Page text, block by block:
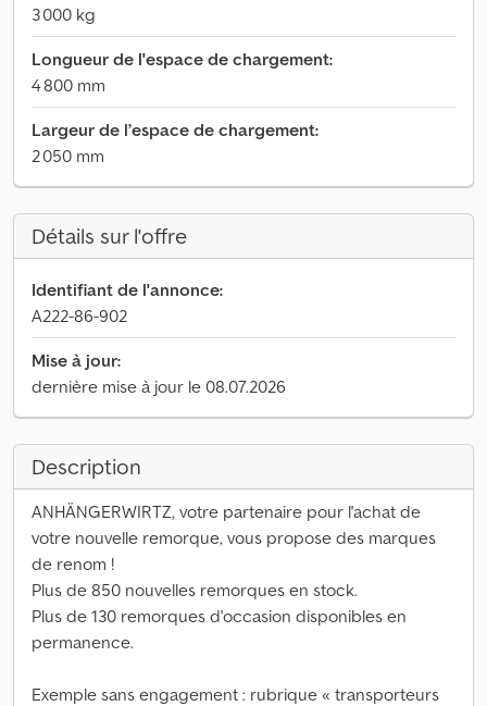
3 000 kg
Longueur de l'espace de chargement:
4 800 mm
Largeur de l’espace de chargement:
2 050 mm
Détails sur l'offre
Identifiant de l'annonce:
A222-86-902
Mise à jour:
dernière mise à jour le 08.07.2026
Description
ANHÄNGERWIRTZ, votre partenaire pour l'achat de
votre nouvelle remorque, vous propose des marques
de renom !
Plus de 850 nouvelles remorques en stock.
Plus de 130 remorques d'occasion disponibles en
permanence.
Exemple sans engagement : rubrique « transporteurs